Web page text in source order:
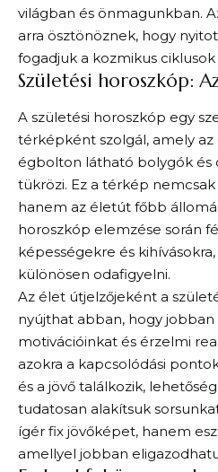
világban és önmagunkban.
arra ösztönöznek, hogy
fogadjuk a kozmikus ciklusok
Születési horoszkóp:
A születési horoszkóp egy
térképként szolgál, amely
égbolton látható bolygók és
tükrözi. Ez a térkép
hanem az életút főbb
horoszkóp elemzése során
képességekre és
különösen odafigyelni.
Az élet útjelzőjeként a
nyújthat abban, hogy
motivációinkat és érzelmi
azokra a kapcsolódási
és a jövő találkozik,
tudatosan alakítsuk
ígér fix jövőképet, hanem
amellyel jobban